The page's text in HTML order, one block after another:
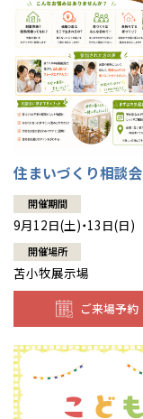
住まいづくり相談会
開催期間
9月12日(土)・13日(日)
開催場所
苫小牧展示場
ご来場予約